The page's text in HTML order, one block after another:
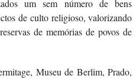
um sem número de bens
de culto religioso, valorizando
de memórias de povos de
Museu de Berlim, Prado,